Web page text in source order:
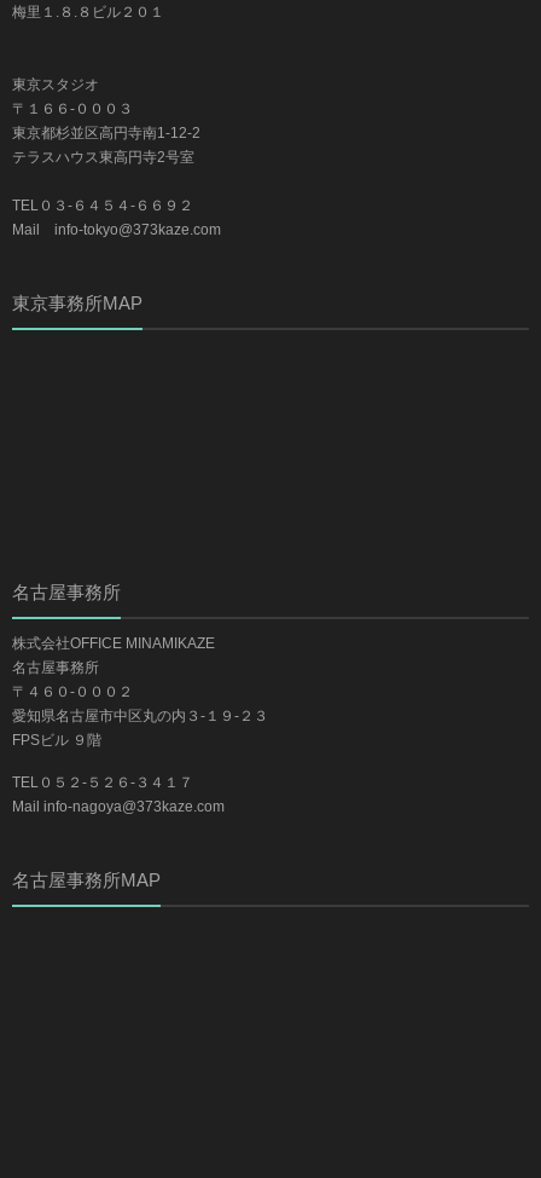
梅里１.８.８ビル２０１
東京スタジオ
〒１６６-０００３
東京都杉並区高円寺南1-12-2
テラスハウス東高円寺2号室
TEL０３-６４５４-６６９２
Mail info-tokyo@373kaze.com
東京事務所MAP
名古屋事務所
株式会社OFFICE MINAMIKAZE
名古屋事務所
〒４６０-０００２
愛知県名古屋市中区丸の内３-１９-２３
FPSビル ９階
TEL０５２-５２６-３４１７
Mail info-nagoya@373kaze.com
名古屋事務所MAP